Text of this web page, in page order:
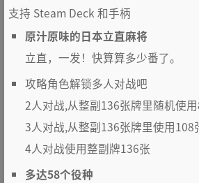
支持 Steam Deck 和手柄
原汁原味的日本立直麻将
立直，一发！快算算多少番了。
攻略角色解锁多人对战吧
2人对战,从整副136张牌里随机使
3人对战,从整副136张牌里使用108
4人对战使用整副牌136张
多达58个役种